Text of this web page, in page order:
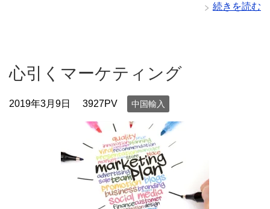
続きを読む
心引くマーケティング
2019年3月9日 3927PV 中国輸入